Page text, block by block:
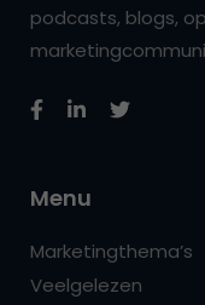
podcasts, blogs,
Menu
Marketingthema’s
Veelgelezen